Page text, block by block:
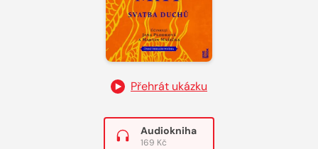
Přehrát ukázku
Audiokniha
169 Kč